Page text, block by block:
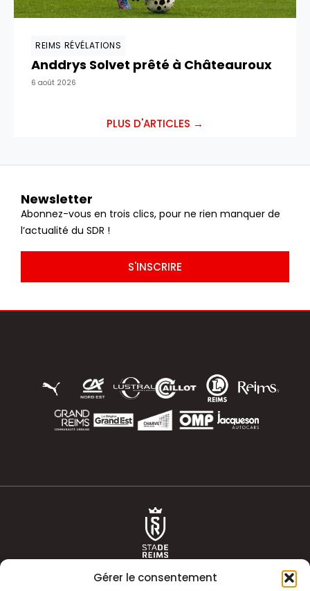
Gérer le consentement
REIMS RÉVÉLATIONS
Anddrys Solvet prêté à Châteauroux
6 août 2026
PLUS D'ARTICLES →
Newsletter
Abonnez-vous en trois clics, pour ne rien manquer de
l’actualité du SDR !
S'INSCRIRE